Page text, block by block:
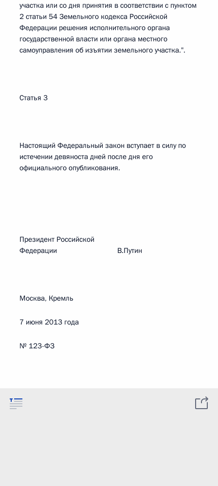
участка или со дня принятия в соответствии с пунктом
2 статьи 54 Земельного кодекса Российской
Федерации решения исполнительного органа
государственной власти или органа местного
самоуправления об изъятии земельного участка.".
Статья 3
Настоящий Федеральный закон вступает в силу по
истечении девяноста дней после дня его
официального опубликования.
Президент Российской
Федерации В.Путин
Москва, Кремль
7 июня 2013 года
№ 123-ФЗ